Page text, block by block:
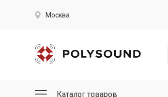
Москва
Каталог товаров